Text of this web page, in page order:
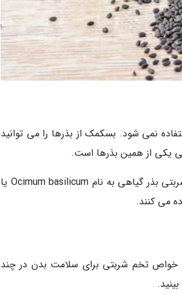
نمی شود. بسکمک از بذرها را می توانید
یکی از همین بذرها است.
تخم شربتی شبیه به بذر ریحان معمولی است و از آن کمی ریزتر است. تخم شربتی بذر گیاهی به نام Ocimum basilicum یا
می کنند.
خواص تخم شربتی برای سلامت بدن در چند